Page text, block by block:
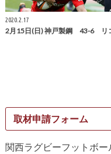
2020.2.17
2月15日(日) 神戸製鋼 43-6 リ
取材申請フォーム
関西ラグビーフットボ